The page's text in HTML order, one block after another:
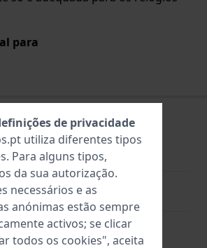
para
Silicone
(da
20 mm
20 mm
de privacidade
utiliza diferentes tipos
. Para alguns tipos,
da sua autorização.
necessários e as
anónimas estão sempre
activos; se clicar
todos os cookies", aceita